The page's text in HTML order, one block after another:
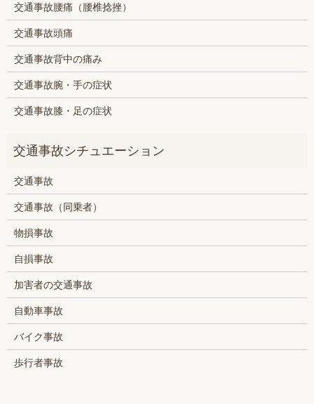
交通事故腰痛（腰椎捻挫）
交通事故頭痛
交通事故背中の痛み
交通事故腕・手の症状
交通事故膝・足の症状
交通事故
交通事故（同乗者）
物損事故
自損事故
加害者の交通事故
自動車事故
バイク事故
歩行者事故